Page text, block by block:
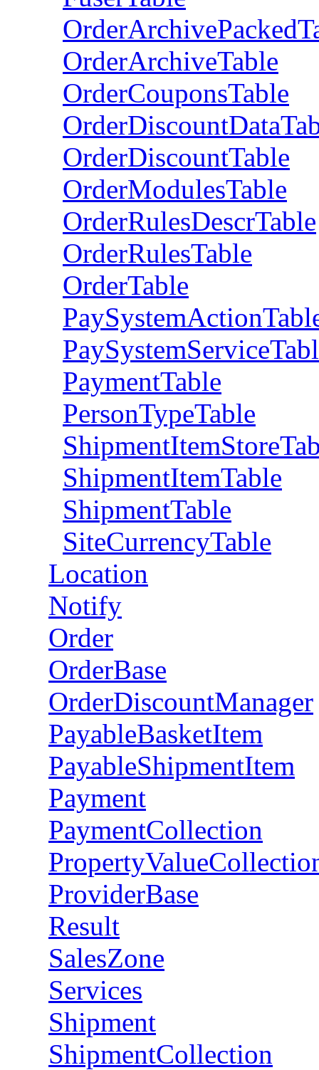
OrderArchiveTable
OrderCouponsTable
OrderDiscountTable
OrderModulesTable
OrderRulesDescrTable
OrderRulesTable
OrderTable
PaymentTable
PersonTypeTable
ShipmentItemTable
ShipmentTable
SiteCurrencyTable
Location
Notify
Order
OrderBase
OrderDiscountManager
PayableBasketItem
PayableShipmentItem
Payment
PaymentCollection
ProviderBase
Result
SalesZone
Services
Shipment
ShipmentCollection